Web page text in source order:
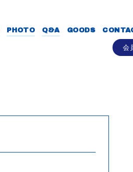
PHOTO Q&A GOODS
会